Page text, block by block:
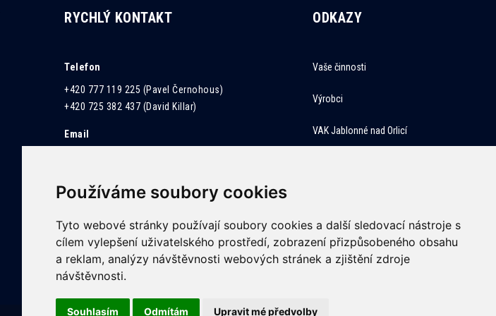
Používáme soubory cookies
Tyto webové stránky používají soubory cookies a další sledovací nástroje s
cílem vylepšení uživatelského prostředí, zobrazení přizpůsobeného obsahu
a reklam, analýzy návštěvnosti webových stránek a zjištění zdroje
návštěvnosti.
Souhlasím Odmítám Upravit mé předvolby
RYCHLÝ KONTAKT
Telefon
+420 777 119 225 (Pavel Černohous)
+420 725 382 437 (David Killar)
Email
serviskamer@vak.cz
ODKAZY
Vaše činnosti
Výrobci
VAK Jablonné nad Orlicí